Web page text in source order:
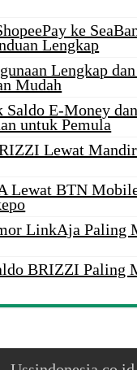
ke
Lengkap
Lengkap
Mudah
Saldo E-Money
untuk Pemula
Lewat
Lewat BTN
LinkAja Paling
BRIZZI Paling